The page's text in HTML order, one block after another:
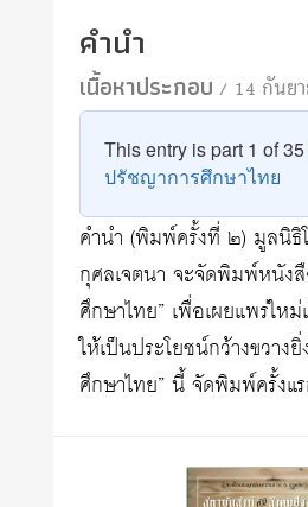
คำนำ
เนื้อหาประกอบ/ 14 กันย
This entry is part 1 of
ปรัชญาการศึกษาไทย
คำนำ (พิมพ์ครั้งที่ ๒) มูลนิ
กุศลเจตนา จะจัดพิมพ์หนัง
ศึกษาไทย” เพื่อเผยแพร่ให
ให้เป็นประโยชน์กว้างขวาง
ศึกษาไทย” นี้ จัดพิมพ์ครั้งแ